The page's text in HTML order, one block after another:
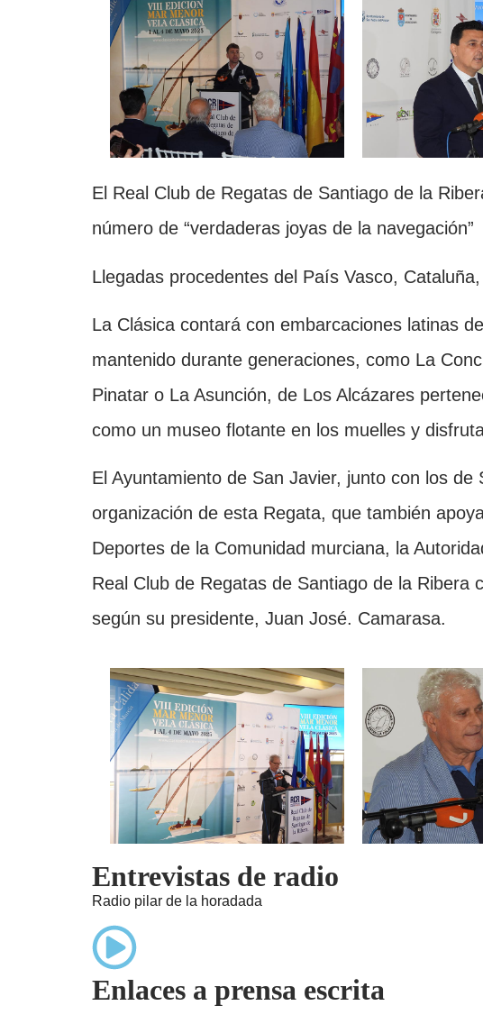
El Real Club de Regatas de Santiago de la
número de “verdaderas joyas de la navegación”
Llegadas procedentes del País Vasco,
La Clásica contará con embarcaciones latinas
mantenido durante generaciones, como La
Pinatar o La Asunción, de Los Alcázares
como un museo flotante en los muelles y
El Ayuntamiento de San Javier, junto con los
organización de esta Regata, que también
Deportes de la Comunidad murciana, la
Real Club de Regatas de Santiago de la
según su presidente, Juan José. Camarasa.
Entrevistas de radio
Radio pilar de la horadada
Enlaces a prensa escrita